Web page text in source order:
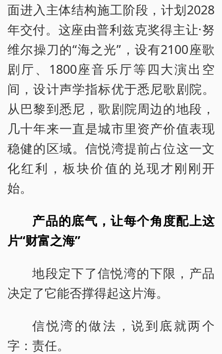
面进入主体结构施工阶段，计划2028
年交付。这座由普利兹克奖得主让·努
维尔操刀的“海之光”，设有2100座歌
剧厅、1800座音乐厅等四大演出空
间，设计声学指标优于悉尼歌剧院。
从巴黎到悉尼，歌剧院周边的地段，
几十年来一直是城市里资产价值表现
稳健的区域。信悦湾提前占位这一文
化红利，板块价值的兑现才刚刚开
始。
产品的底气，让每个角度配上这
片“财富之海”
地段定下了信悦湾的下限，产品
决定了它能否撑得起这片海。
信悦湾的做法，说到底就两个
字：责任。